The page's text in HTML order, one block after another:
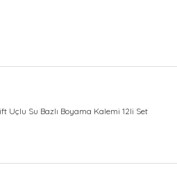
Uçlu Su Bazlı Boyama Kalemi 12li Set